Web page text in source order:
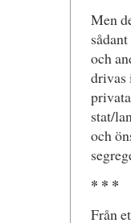
Men
och
drivas
stat/
och
* * *
Från